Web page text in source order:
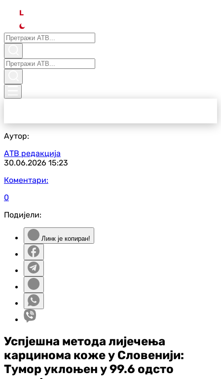
L
Аутор:
АТВ редакција
30.06.2026 15:23
Коментари:
0
Подијели:
Линк је копиран!
Успјешна метода лијечења
карцинома коже у Словенији:
Тумор уклоњен у 99.6 одсто